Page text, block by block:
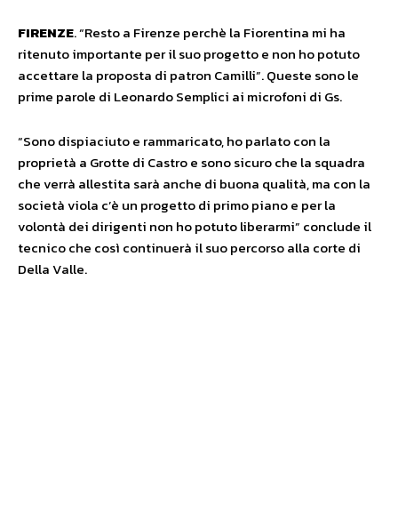
FIRENZE. “Resto a Firenze perchè la Fiorentina mi ha
ritenuto importante per il suo progetto e non ho potuto
accettare la proposta di patron Camilli”. Queste sono le
prime parole di Leonardo Semplici ai microfoni di Gs.
“Sono dispiaciuto e rammaricato, ho parlato con la
proprietà a Grotte di Castro e sono sicuro che la squadra
che verrà allestita sarà anche di buona qualità, ma con la
società viola c’è un progetto di primo piano e per la
volontà dei dirigenti non ho potuto liberarmi” conclude il
tecnico che così continuerà il suo percorso alla corte di
Della Valle.